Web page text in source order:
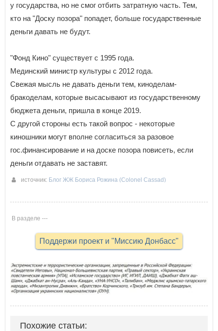
у государства, но не смог отбить затратную часть. Тем,
кто на "Доску позора" попадет, больше государственные
деньги давать не будут.
"Фонд Кино" существует с 1995 года.
Мединский министр культуры с 2012 года.
Свежая мысль не давать деньги тем, киноделам-
бракоделам, которые высасывают из государственному
бюджета деньги, пришла в конце 2019.
С другой стороны есть такой вопрос - некоторые
киношники могут вполне согласиться за разовое
гос.финансирование и на доске позора повисеть, если
деньги отдавать не заставят.
источник: Блог ЖЖ Бориса Рожина (Colonel Cassad)
В разделе ---
Поддержи проект и "Миссию Донбасс"
Похожие статьи: